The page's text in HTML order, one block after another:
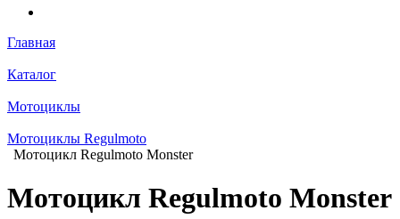
Главная
Каталог
Мотоциклы
Мотоциклы Regulmoto
Мотоцикл Regulmoto Monster
Мотоцикл Regulmoto Monster